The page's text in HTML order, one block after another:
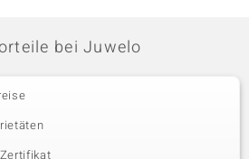
bei Juwelo